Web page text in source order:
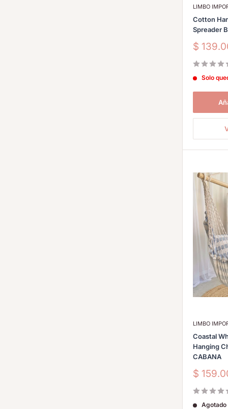
LIMBO
Cotton
Spreader
Precio
venta
$
Solo
LIMBO
Coastal
Hanging
CABANA
Precio
venta
$
Agotado